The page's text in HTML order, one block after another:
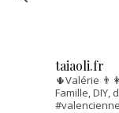
taiaoli.fr
🌵Valérie
Famille, DIY,